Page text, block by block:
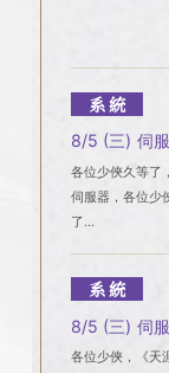
系統
8/5 (三) 伺
各位少俠久等了
伺服器，各位少
了...
系統
8/5 (三) 伺
各位少俠，《